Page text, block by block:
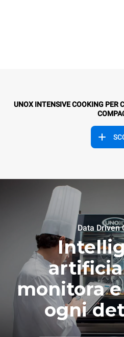
UNOX INTENSIVE COOKING PER
Data Driven
monitora
ogni